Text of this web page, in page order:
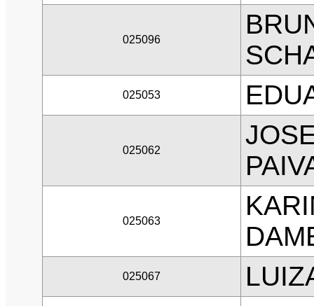
025096
025053
025062
025063
025067